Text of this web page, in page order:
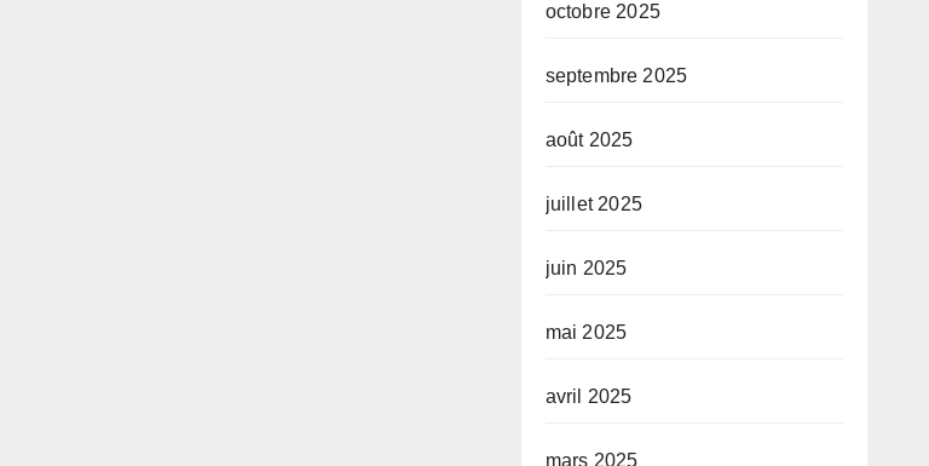
octobre 2025
septembre 2025
août 2025
juillet 2025
juin 2025
mai 2025
avril 2025
mars 2025